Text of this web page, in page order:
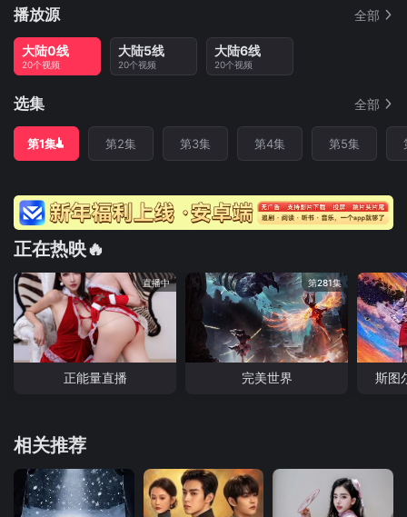
播放源 全部
大陆0线
20个视频
大陆5线
20个视频
大陆6线
20个视频
选集 全部
第1集 第2集 第3集 第4集 第5集
正在热映🔥
直播中
正能量直播
第281集
完美世界 斯图
相关推荐